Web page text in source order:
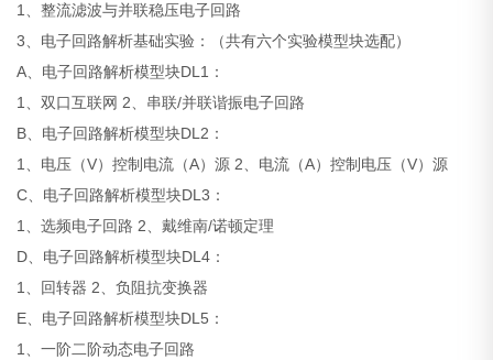
1、整流滤波与并联稳压电子回路
3、电子回路解析基础实验：（共有六个实验模型块选配）
A、电子回路解析模型块DL1：
1、双口互联网 2、串联/并联谐振电子回路
B、电子回路解析模型块DL2：
1、电压（V）控制电流（A）源 2、电流（A）控制电压（V）源
C、电子回路解析模型块DL3：
1、选频电子回路 2、戴维南/诺顿定理
D、电子回路解析模型块DL4：
1、回转器 2、负阻抗变换器
E、电子回路解析模型块DL5：
1、一阶二阶动态电子回路